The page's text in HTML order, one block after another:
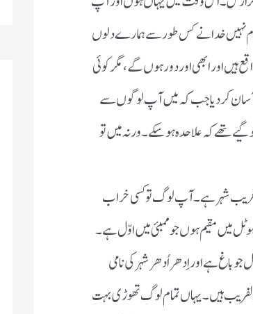
خدا نے کس طور سے ہمارے دلوں
ہیں اور ابھی اور دور ہوں گے ، مگر کوئی
کر دیا جب کہ میں آپ لوگوں سے
تھے کہ علاحدہ ہو سکے ۔ ورنہ میں تو
و غریب شہر ہے ۔ آپ لوگ تو کسی خراب
میں مقیم ہوں جو ممبئی میں اوّل ہے ۔
باغ ہے اور اِدھر اُدھر شہر کی نامی
ہیں ۔ یہاں تمام لوگ تھوڑی بہت